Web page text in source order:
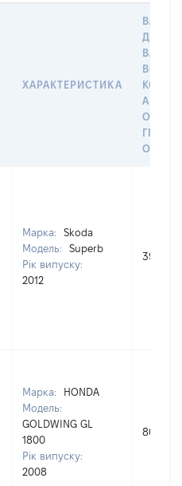
ХАРАКТЕРИСТИКА
ДАТУ
АБО
Марка:
Skoda
Модель:
Superb
Рік випуску:
2012
395800
Марка:
HONDA
Модель:
GOLDWING GL
1800
Рік випуску:
2008
80000